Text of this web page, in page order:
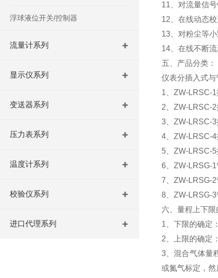
浮球液位开关/控制器
流量计系列
显示仪系列
变送器系列
压力表系列
温度计系列
校验仪系列
进口代理系列
11、对流量信
12、在线动态
13、对粉尘等
14、在线不断
五、产品分类：
仪表分插入式
1、ZW-LRSC-
2、ZW-LRSC-
3、ZW-LRSC-
4、ZW-LRSC-
5、ZW-LRSC-
6、ZW-LRSG-
7、ZW-LRSG-
8、ZW-LRSG-
六、量程上下
1、下限的确定
2、上限的确定
3、混合气体量
或氮气标定，